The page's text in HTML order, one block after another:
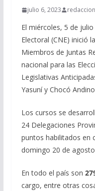
julio 6, 2023
El miércoles, 5 de
Electoral (CNE) inició
Miembros de Juntas
nacional para las
Legislativas
Yasuní y Chocó
Los cursos se
24 Delegaciones
puntos habilitados en
domingo 20 de
En todo el país son
cargo, entre otras